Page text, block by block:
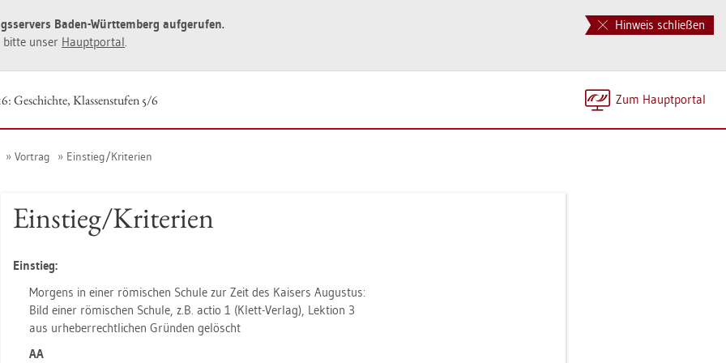
Hinweis schließen
Baden-Würt­tem­berg auf­ge­ru­fen.
bitte unser Haupt­por­tal.
Zum Haupt­por­tal
Ge­schich­te, Klas­sen­stu­fen 5/6
Vor­trag Ein­stieg/Kri­te­ri­en
Ein­stieg/Kri­te­ri­en
Ein­stieg:
Mor­gens in einer rö­mi­schen Schu­le zur Zeit des Kai­sers Au­gus­tus:
Bild einer rö­mi­schen Schu­le, z.B. actio 1 (Klett-Ver­lag), Lek­ti­on 3
aus ur­he­ber­recht­li­chen Grün­den ge­löscht
AA